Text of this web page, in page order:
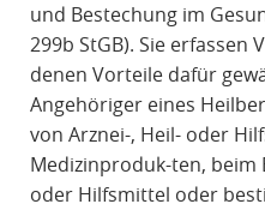
und Bestechung im
299b StGB). Sie erfassen
denen Vorteile dafür
Angehöriger eines
von Arznei-, Heil- oder
Medizinproduk-ten, beim
oder Hilfsmittel oder